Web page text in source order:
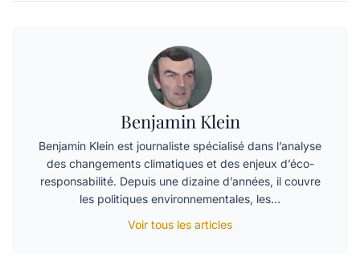
Benjamin Klein
Benjamin Klein est journaliste spécialisé dans l’analyse
des changements climatiques et des enjeux d’éco-
responsabilité. Depuis une dizaine d’années, il couvre
les politiques environnementales, les…
Voir tous les articles